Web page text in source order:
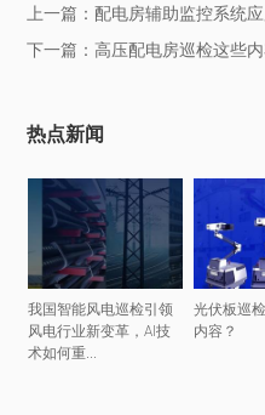
上一篇：配电房辅助监控系统
下一篇：高压配电房巡检这些
热点新闻
我国智能风电巡检引领
风电行业新变革，AI技
术如何重...
光伏板巡
内容？